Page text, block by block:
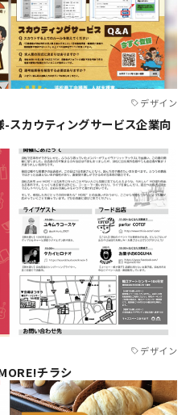
デザイン
-スカウティングサービス企業向
デザイン
チラシ